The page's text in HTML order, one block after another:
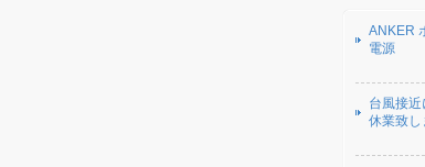
ANKER
電源
台風接
休業致し